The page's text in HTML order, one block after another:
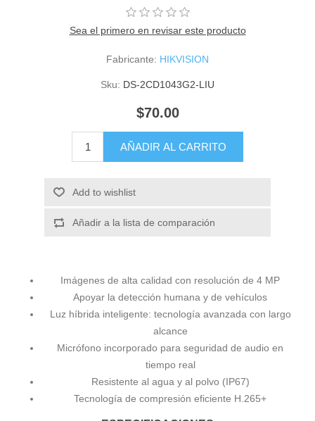
Sea el primero en revisar este producto
Fabricante: HIKVISION
Sku: DS-2CD1043G2-LIU
$70.00
AÑADIR AL CARRITO
Add to wishlist
Añadir a la lista de comparación
Imágenes de alta calidad con resolución de 4 MP
Apoyar la detección humana y de vehículos
Luz híbrida inteligente: tecnología avanzada con largo
alcance
Micrófono incorporado para seguridad de audio en
tiempo real
Resistente al agua y al polvo (IP67)
Tecnología de compresión eficiente H.265+